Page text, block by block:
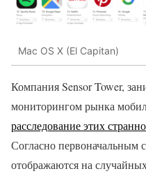
Mac OS X (El Capitan)
Компания Sensor Tower,
мониторингом рынка
расследование этих
Согласно первоначальным
отображаются на